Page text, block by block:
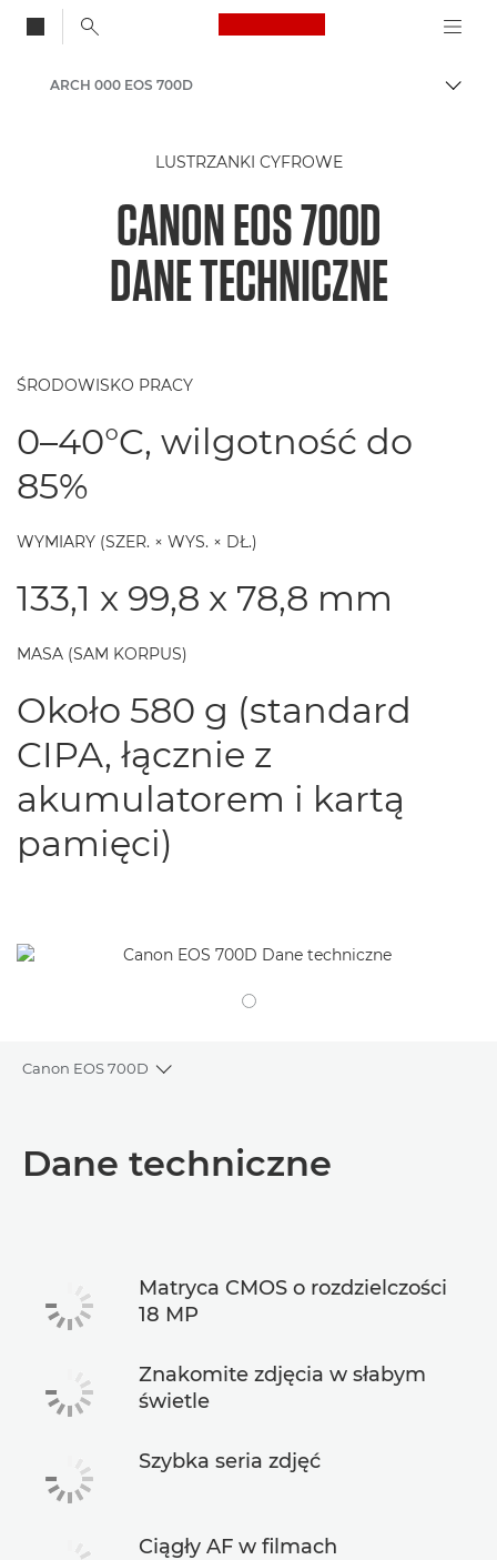
Canon Logo, back
ARCH 000 EOS 700D
LUSTRZANKI CYFROWE
CANON EOS 700D
DANE TECHNICZNE
ŚRODOWISKO PRACY
0–40°C, wilgotność do
85%
WYMIARY (SZER. × WYS. × DŁ.)
133,1 x 99,8 x 78,8 mm
MASA (SAM KORPUS)
Około 580 g (standard
CIPA, łącznie z
akumulatorem i kartą
pamięci)
Canon EOS 700D
Toggle breadcrumbs
Dane techniczne
Dane techniczne
Matryca CMOS o rozdzielczości
18 MP
Znakomite zdjęcia w słabym
świetle
Szybka seria zdjęć
Ciągły AF w filmach